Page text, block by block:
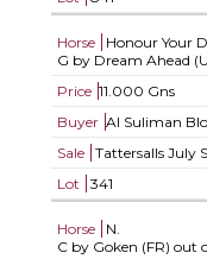
Horse
Honour Your
G by Dream Ahead
Price 11.000 Gns
Buyer Al Suliman
Sale
Tattersalls July
Lot
341
Horse
N.
C by Goken (FR) out